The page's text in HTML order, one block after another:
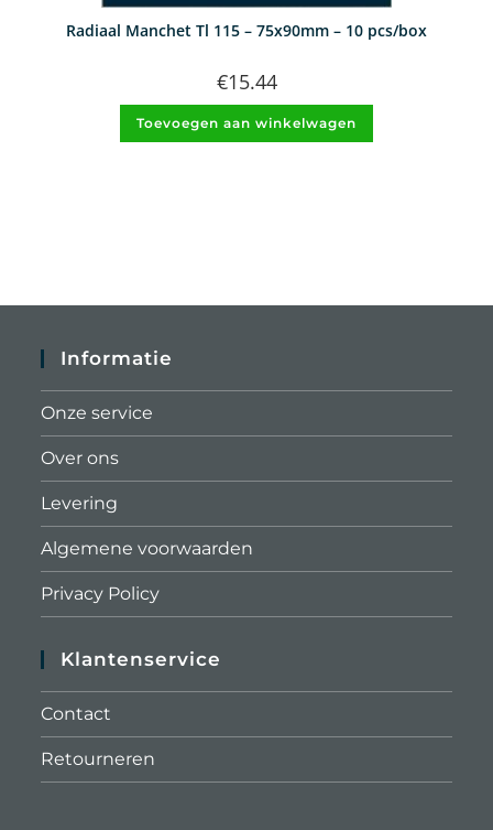
Radiaal Manchet Tl 115 – 75x90mm – 10 pcs/box
€15.44
Toevoegen aan winkelwagen
Informatie
Onze service
Over ons
Levering
Algemene voorwaarden
Privacy Policy
Klantenservice
Contact
Retourneren